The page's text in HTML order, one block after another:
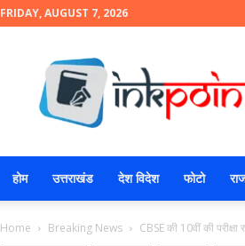
FRIDAY, AUGUST 7, 2026
होम उत्तराखंड देश विदेश फोटो
Home Breaking News CBSE की 10वीं की परीक्षा